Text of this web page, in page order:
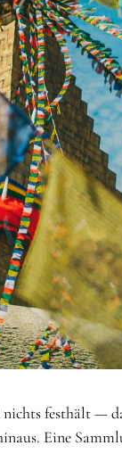
festhält —
Eine